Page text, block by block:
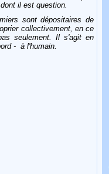
il est question.
sont dépositaires de
collectivement, en ce
seulement. Il s'agit en
- à l'humain.